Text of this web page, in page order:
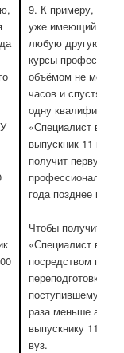
9. К примеру, 18-
уже имеющий
любую другую,
курсы
объёмом не менее
часов и спустя
одну
«Специалист в
выпускник 11
получит первую
года позднее
Чтобы получить
«Специалист в
посредством
переподготовки
поступившему в
раза меньше
выпускнику 11
вуз.